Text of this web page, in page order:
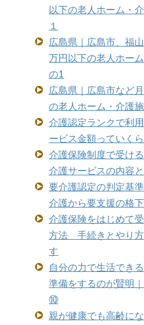
以下の老人ホーム・
１
広島県｜広島市、福
万円以下の老人ホー
の1
広島県｜広島市など
の老人ホーム・介護
介護認定ランクで利
ービス金額っていくら
介護保険制度で受け
介護サービスの内容
要介護認定の判定基
介護から要支援の格
介護保険をはじめて
方法 手続きとやり方
す
自分の力で生活でき
準備をするのが賢明
⑩
親が健康でも高齢に